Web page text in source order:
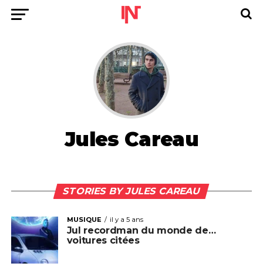
Jules Careau
STORIES BY JULES CAREAU
MUSIQUE il y a 5 ans
Jul recordman du monde de…
voitures citées